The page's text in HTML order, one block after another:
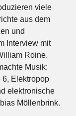
viele
aus dem
und
Interview mit
Roine.
Musik:
6, Elektropop
elektronische
Möllenbrink.